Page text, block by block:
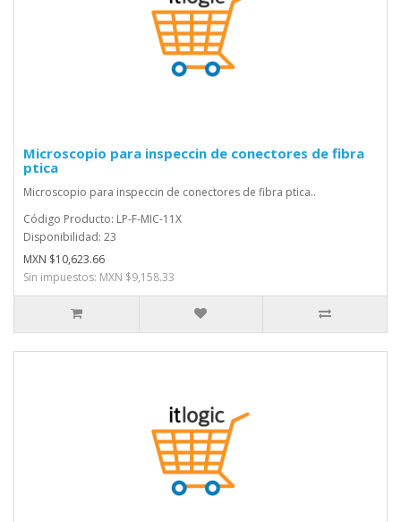
Microscopio para inspeccin de conectores de fibra
ptica
Microscopio para inspeccin de conectores de fibra ptica..
Código Producto: LP-F-MIC-11X
Disponibilidad: 23
MXN $10,623.66
Sin impuestos: MXN $9,158.33